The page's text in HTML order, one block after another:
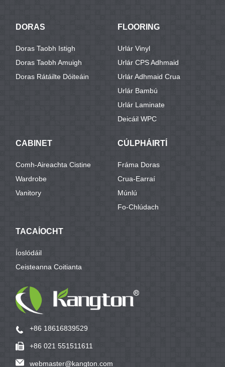
DORAS
Doras Taobh Istigh
Doras Taobh Amuigh
Doras Rátáilte Dóiteáin
FLOORING
Urlár Vinyl
Urlár CPS Adhmaid
Urlár Adhmaid Crua
Urlár Bambú
Urlár Laminate
Deicáil WPC
CABINET
Comh-Aireachta Cistine
Wardrobe
Vanitory
CÚLPHÁIRTÍ
Fráma Doras
Crua-Earraí
Múnlú
Fo-Chlúdach
TACAÍOCHT
Íoslódáil
Ceisteanna Coitianta
+86 18616839529
+86 021 551511611
webmaster@kangton.com